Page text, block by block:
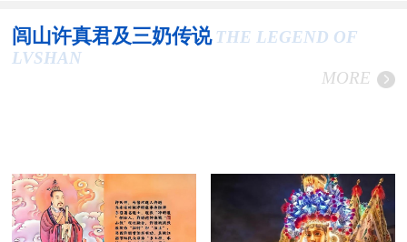
闾山许真君及三奶传说 THE LEGEND OF
LVSHAN
MORE